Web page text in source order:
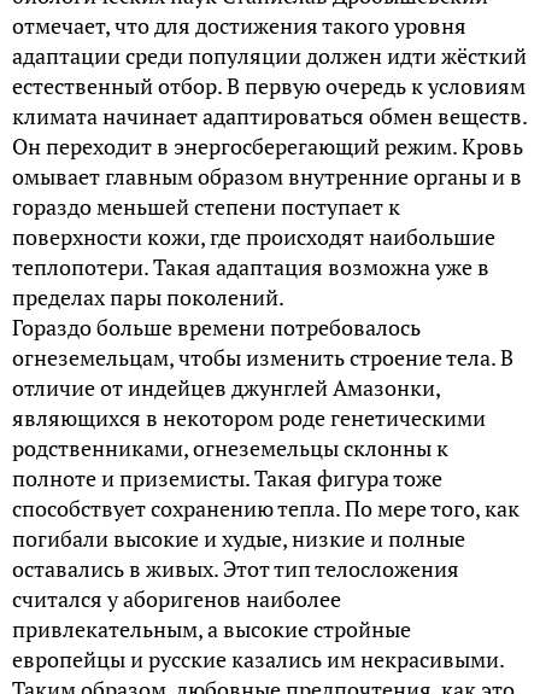
отмечает, что для достижения такого уровня
адаптации среди популяции должен идти жёсткий
естественный отбор. В первую очередь к условиям
климата начинает адаптироваться обмен веществ.
Он переходит в энергосберегающий режим. Кровь
омывает главным образом внутренние органы и в
гораздо меньшей степени поступает к
поверхности кожи, где происходят наибольшие
теплопотери. Такая адаптация возможна уже в
пределах пары поколений.
Гораздо больше времени потребовалось
огнеземельцам, чтобы изменить строение тела. В
отличие от индейцев джунглей Амазонки,
являющихся в некотором роде генетическими
родственниками, огнеземельцы склонны к
полноте и приземисты. Такая фигура тоже
способствует сохранению тепла. По мере того, как
погибали высокие и худые, низкие и полные
оставались в живых. Этот тип телосложения
считался у аборигенов наиболее
привлекательным, а высокие стройные
европейцы и русские казались им некрасивыми.